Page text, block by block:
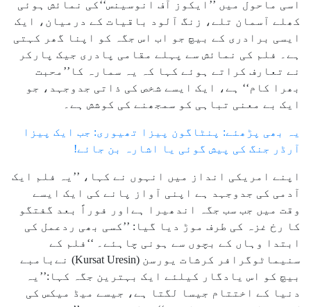
اسی ماحول میں ’’ایکوز آف انوسینس‘‘کی نمائش ہوئی
کھلے آسمان تلے، زنگ آلود باقیات کے درمیان، ایک
ایسی برادری کے بیچ جو اب اس جگہ کو اپنا گھر کہتی
ہے۔ فلم کی نمائش سے پہلے مقامی پادری جیک پارکر
نے تعارف کراتے ہوئے کہا کہ یہ سمارہ کا’’محبت
بھرا کام‘‘ ہے، ایک ایسے شخص کی ذاتی جدوجہد، جو
ایک بے معنی تباہی کو سمجھنے کی کوشش ہے۔
یہ بھی پڑھئے: پنٹاگون پیزا تھیوری: جب ایک پیزا
آرڈر جنگ کی پیش گوئی یا اشارہ بن جائے!
اپنے امریکی انداز میں انہوں نے کہا، ’’یہ فلم ایک
آدمی کی جدوجہد ہے اپنی آواز پانے کی ایک ایسے
وقت میں جب سب جگہ اندھیرا ہےاور فوراً بعد گفتگو
کا رخ غزہ کی طرف موڑ دیا گیا: ’’کسی بھی ردعمل کی
ابتدا وہاں کے بچوں سے ہونی چاہئے۔ ‘‘فلم کے
سنیماٹوگرافر کرشات یورسن (Kursat Uresin) نےبامبے
بیچ کو اس یادگار کیلئے ایک بہترین جگہ کہا:’’یہ
دنیا کے اختتام جیسا لگتا ہے، جیسے میڈ میکس کی